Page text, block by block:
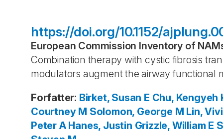
https://doi.org/10.1152/
European Commission Inventory of
Combination therapy with cystic fibrosis
modulators augment the airway functional
Forfatter: Birket, Susan E Chu, Kengyeh
Courtney M Solomon, George M Lin,
Peter A Hanes, Justin Grizzle, William E